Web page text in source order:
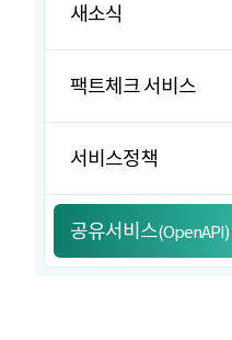
새소식
팩트체크 서비스
서비스정책
공유서비스(OpenAPI)